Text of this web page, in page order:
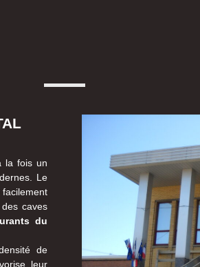
la fois un
Le
caves
du
de
leur